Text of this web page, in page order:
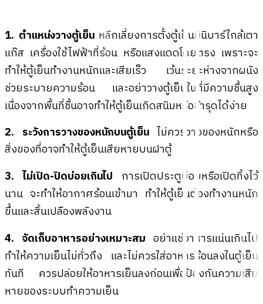
1. ตำแหน่งวางตู้เย็นหลีกเลี่ยงการตั้งตู้เย็นมินิบาร์ใกล้เตา
แก๊ส เครื่องใช้ไฟฟ้าที่ร้อน หรือแสงแดดโดยตรง เพราะจะ
ทำให้ตู้เย็นทำงานหนักและเสียเร็ว เว้นระยะห่างจากผนัง
ช่วยระบายความร้อน และอย่าวางตู้เย็นในที่มีความชื้นสูง
เนื่องจากพื้นที่ชื้นอาจทำให้ตู้เย็นเกิดสนิมหรือชำรุดได้ง่าย
2. ระวังการวางของหนักบนตู้เย็นไม่ควรวางของหนักหรือ
สิ่งของที่อาจทำให้ตู้เย็นเสียหายบนฝาตู้
3. ไม่เปิด-ปิดบ่อยเกินไป การเปิดประตูบ่อยหรือเปิดทิ้งไว้
นาน จะทำให้อากาศร้อนเข้ามา ทำให้ตู้เย็นต้องทำงานหนัก
ขึ้นและสิ้นเปลืองพลังงาน
4. จัดเก็บอาหารอย่างเหมาะสม อย่าแช่อาหารแน่นเกินไป
ทำให้ความเย็นไม่ทั่วถึง และไม่ควรใส่อาหารร้อนลงในตู้เย็น
ทันที ควรปล่อยให้อาหารเย็นลงก่อนเพื่อป้องกันความเสีย
หายของระบบทำความเย็น